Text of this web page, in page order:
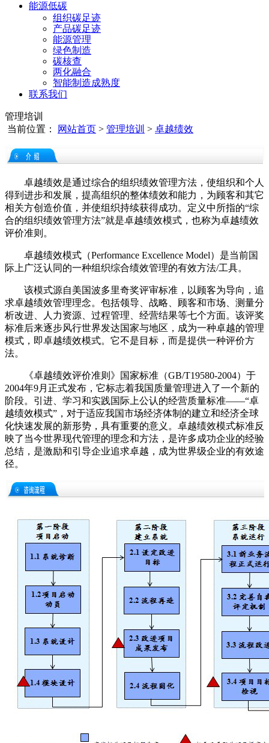
能源低碳
组织碳足迹
产品碳足迹
能源管理
绿色制造
碳核查
两化融合
智能制造成熟度
联系我们
管理培训
当前位置：
网站首页 > 管理培训 > 卓越绩效
卓越绩效是通过综合的组织绩效管理方法，使组织和个人
得到进步和发展，提高组织的整体绩效和能力，为顾客和其它
相关方创造价值，并使组织持续获得成功。定义中所指的“综
合的组织绩效管理方法”就是卓越绩效模式，也称为卓越绩效
评价准则。
卓越绩效模式（Performance Excellence Model）是当前国
际上广泛认同的一种组织综合绩效管理的有效方法/工具。
该模式源自美国波多里奇奖评审标准，以顾客为导向，追
求卓越绩效管理理念。包括领导、战略、顾客和市场、测量分
析改进、人力资源、过程管理、经营结果等七个方面。该评奖
标准后来逐步风行世界发达国家与地区，成为一种卓越的管理
模式，即卓越绩效模式。它不是目标，而是提供一种评价方
法。
《卓越绩效评价准则》国家标准（GB/T19580-2004）于
2004年9月正式发布，它标志着我国质量管理进入了一个新的
阶段。引进、学习和实践国际上公认的经营质量标准——“卓
越绩效模式”，对于适应我国市场经济体制的建立和经济全球
化快速发展的新形势，具有重要的意义。卓越绩效模式标准反
映了当今世界现代管理的理念和方法，是许多成功企业的经验
总结，是激励和引导企业追求卓越，成为世界级企业的有效途
径。